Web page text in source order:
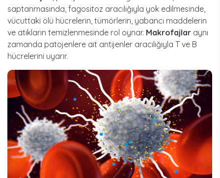
saptanmasında, fagositoz aracılığıyla yok edilmesinde,
vücuttaki ölü hücrelerin, tümörlerin, yabancı maddelerin
ve atıkların temizlenmesinde rol oynar. Makrofajlar aynı
zamanda patojenlere ait antijenler aracılığıyla T ve B
hücrelerini uyarır.